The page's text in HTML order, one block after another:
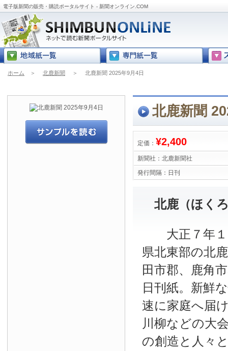
電子版新聞の販売・購読ポータルサイト - 新聞オンライン.COM
ホーム ＞ 北鹿新聞 ＞ 北鹿新聞 2025年9月4日
北鹿新聞
定価： ¥2,400
新聞社： 北鹿新聞社
発行間隔： 日刊
北鹿（ほく
大正７年１
県北東部の北
田市郡、鹿角
日刊紙。新鮮
速に家庭へ届
川柳などの大
の創造と人々